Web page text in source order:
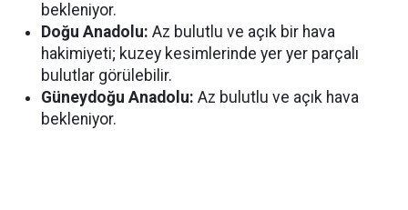
bekleniyor.
Doğu Anadolu: Az bulutlu ve açık bir hava
hakimiyeti; kuzey kesimlerinde yer yer parçalı
bulutlar görülebilir.
Güneydoğu Anadolu: Az bulutlu ve açık hava
bekleniyor.